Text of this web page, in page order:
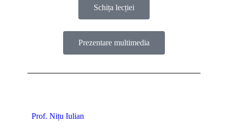
Schița lecției
Prezentare multimedia
Prof. Nițu Iulian